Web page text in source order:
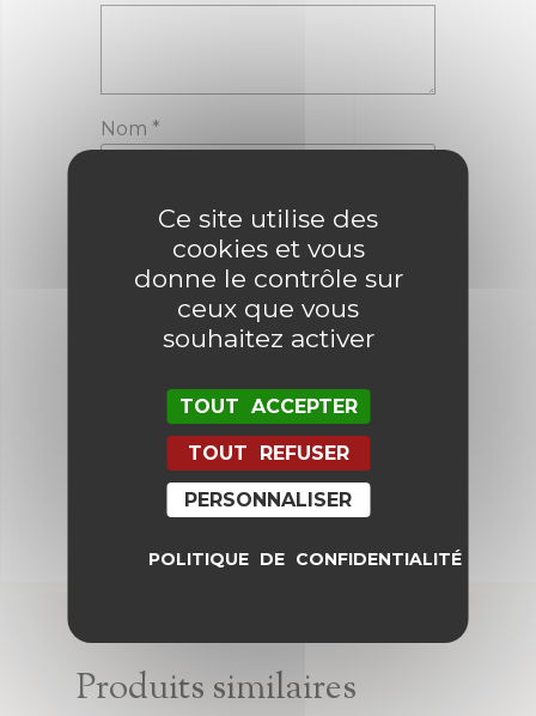
Nom *
E-mail*
Enregistrer mon nom, mon e-mail
et mon site dans le navigateur
Produits similaires
Ce site utilise des
cookies et vous
donne le contrôle sur
ceux que vous
souhaitez activer
TOUT ACCEPTER
TOUT REFUSER
PERSONNALISER
POLITIQUE DE CONFIDENTIALITÉ